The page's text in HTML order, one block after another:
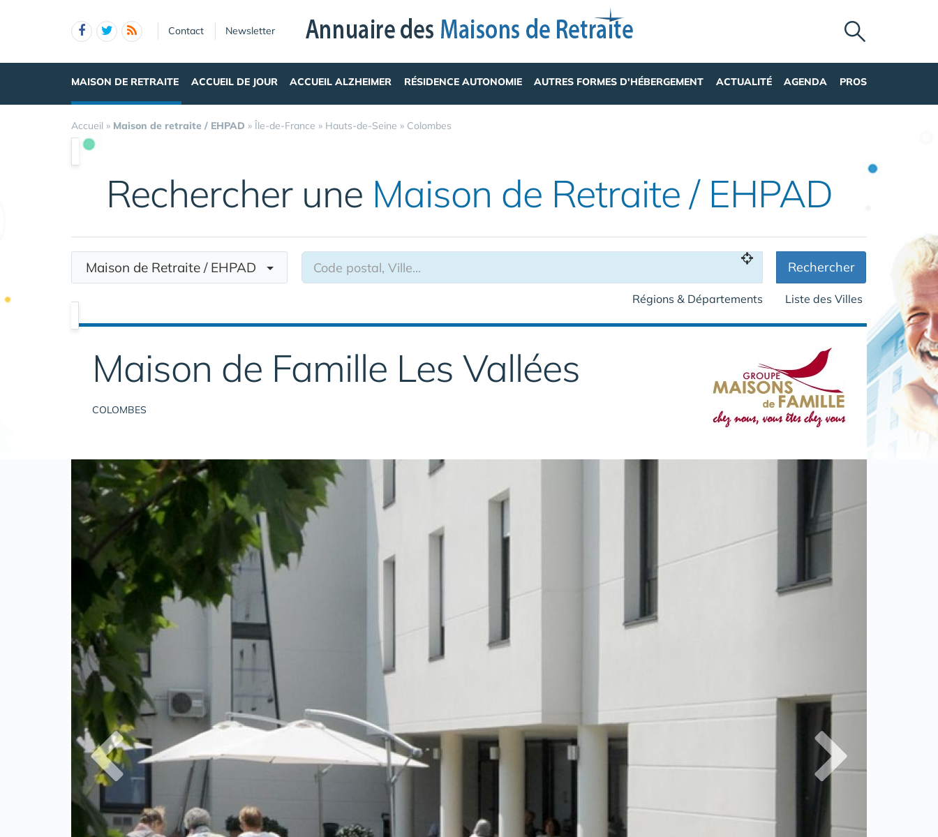
Contact Newsletter
MAISON DE RETRAITE ACCUEIL DE JOUR ACCUEIL ALZHEIMER RÉSIDENCE AUTONOMIE AUTRES FORMES D'HÉBERGEMENT ACTUALITÉ AGENDA PROS
Accueil » Maison de retraite / EHPAD » Île-de-France » Hauts-de-Seine » Colombes
Rechercher une Maison de Retraite / EHPAD
Maison de Retraite / EHPAD Rechercher
Régions & Départements Liste des Villes
Maison de Famille Les Vallées
COLOMBES